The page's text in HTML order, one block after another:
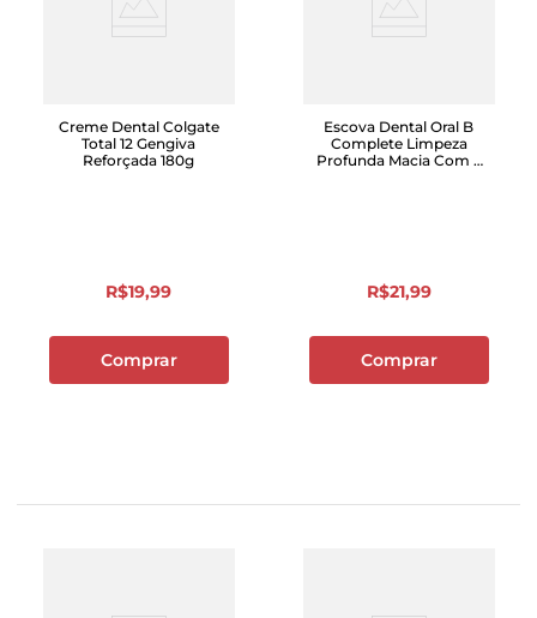
Creme Dental Colgate
Total 12 Gengiva
Reforçada 180g
R$19,99
Comprar
Escova Dental Oral B
Complete Limpeza
Profunda Macia Com 2
R$21,99
Comprar